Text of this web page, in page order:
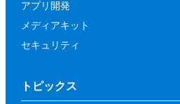
アプリ開発
メディアキット
セキュリティ
トピックス